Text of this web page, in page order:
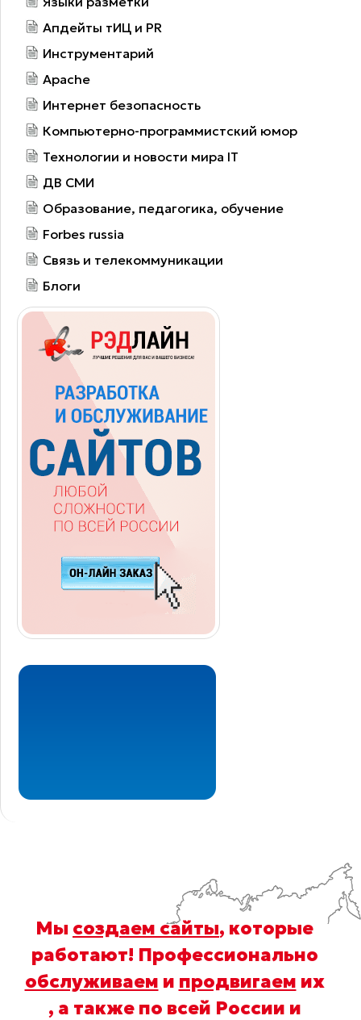
Апдейты тИЦ и PR
Инструментарий
Apache
Интернет безопасность
Компьютерно-программистский юмор
Технологии и новости мира IT
ДВ СМИ
Образование, педагогика, обучение
Forbes russia
Связь и телекоммуникации
Блоги
Мы создаем сайты, которые
работают! Профессионально
обслуживаем и продвигаем их
, а также по всей России и